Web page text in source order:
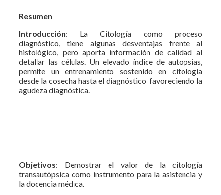
Resumen
Introducción: La Citología como proceso
diagnóstico, tiene algunas desventajas frente al
histológico, pero aporta información de calidad al
detallar las células. Un elevado índice de autopsias,
permite un entrenamiento sostenido en citología
desde la cosecha hasta el diagnóstico, favoreciendo la
agudeza diagnóstica.
Objetivos: Demostrar el valor de la citología
transautópsica como instrumento para la asistencia y
la docencia médica.